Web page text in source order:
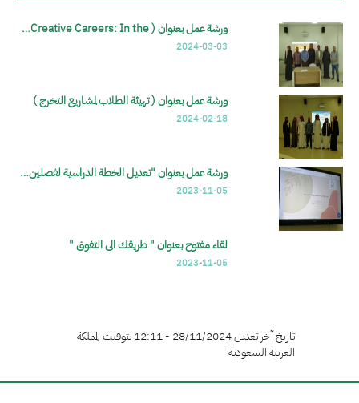
ورشة عمل بعنوان ( Creative Careers: In the…
2024-03-03
ورشة عمل بعنوان ( تهيئة الطلاب لمشاريع التخرج )
2024-02-18
ورشة عمل بعنوان "تعديل الخطة الدراسية لفصلين…
2023-11-05
لقاء مفتوح بعنوان " طريقك الى التفوق "
2023-11-05
تاريخ آخر تعديل 28/11/2024 - 12:11 بتوقيت المملكة
العربية السعودية